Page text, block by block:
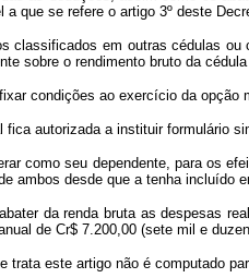
que se refere o artigo 3º deste
classificados em outras cédulas
sobre o rendimento bruto da
condições ao exercício da opção
fica autorizada a instituir formulário
como seu dependente, para os
ambos desde que a tenha incluído
da renda bruta as despesas
anual de Cr$ 7.200,00 (sete
trata este artigo não é computado